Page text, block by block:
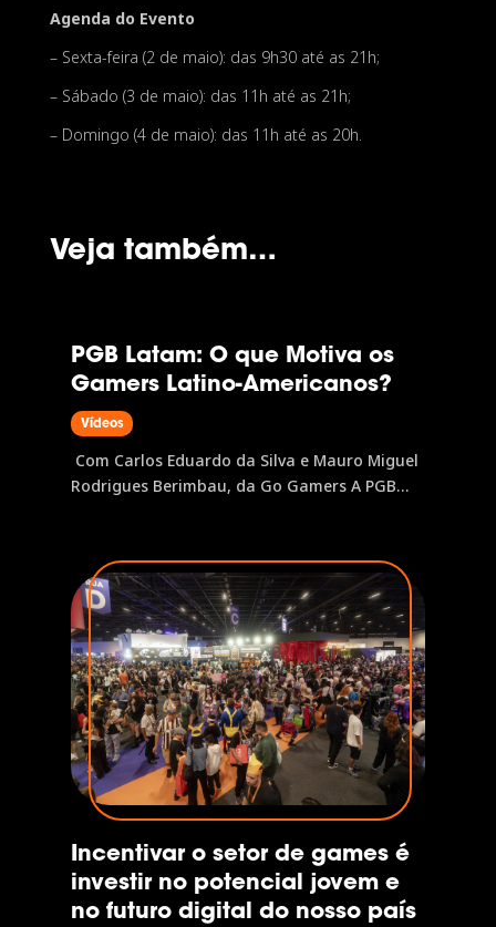
Agenda do Evento
– Sexta-feira (2 de maio): das 9h30 até as 21h;
– Sábado (3 de maio): das 11h até as 21h;
– Domingo (4 de maio): das 11h até as 20h.
Veja também…
PGB Latam: O que Motiva os
Gamers Latino-Americanos?
Vídeos
Com Carlos Eduardo da Silva e Mauro Miguel
Rodrigues Berimbau, da Go Gamers A PGB
plataformas favoritas e hábitos de jogo até
jornada de compra e relação com marcas.
Neste painel,...
Incentivar o setor de games é
investir no potencial jovem e
no futuro digital do nosso país